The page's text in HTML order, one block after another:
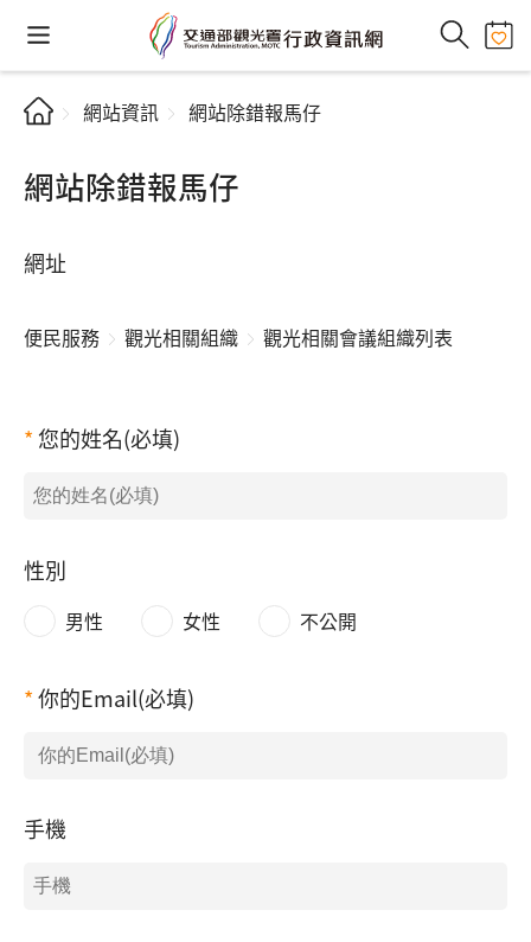
網站資訊 網站除錯報馬仔
網站除錯報馬仔
網址
便民服務 觀光相關組織 觀光相關會議組織列表
您的姓名(必填)
性別
男性 女性 不公開
你的Email(必填)
手機